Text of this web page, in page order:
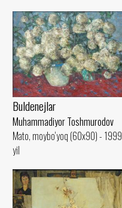
Buldenejlar
Muhammadiyor Toshmurodov
Mato, moybo‘yoq (60x90) - 1999
yil